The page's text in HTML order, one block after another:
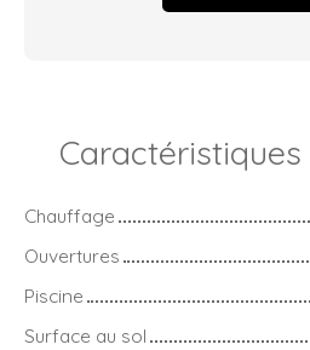
Caractéristiques
Chauffage
Ouvertures
Piscine
Surface au sol